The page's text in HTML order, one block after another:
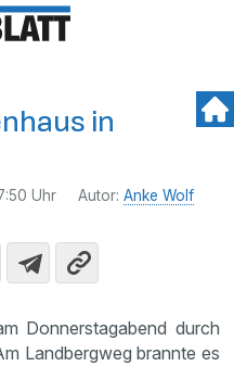
in
Uhr Autor:Anke Wolf
Donnerstagabend durch
Landbergweg brannte es